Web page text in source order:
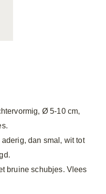
Ø 5-10 cm,
dan smal, wit tot
bruine schubjes. Vlees